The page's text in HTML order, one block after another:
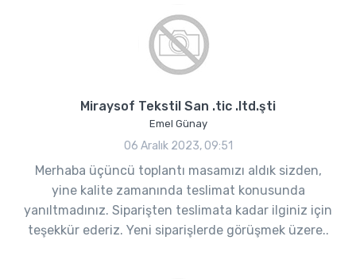
Miraysof Tekstil San .tic .ltd.şti
Emel Günay
06 Aralık 2023, 09:51
Merhaba üçüncü toplantı masamızı aldık sizden,
yine kalite zamanında teslimat konusunda
yanıltmadınız. Siparişten teslimata kadar ilginiz için
teşekkür ederiz. Yeni siparişlerde görüşmek üzere..